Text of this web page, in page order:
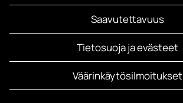
Saavutettavuus
Tietosuoja ja evästeet
Väärinkäytösilmoitukset